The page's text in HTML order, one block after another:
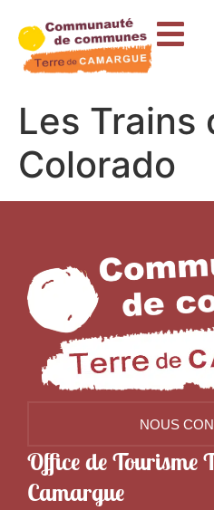
principal
Les Trains
Colorado
NOUS
Office de Tourisme
Camargue